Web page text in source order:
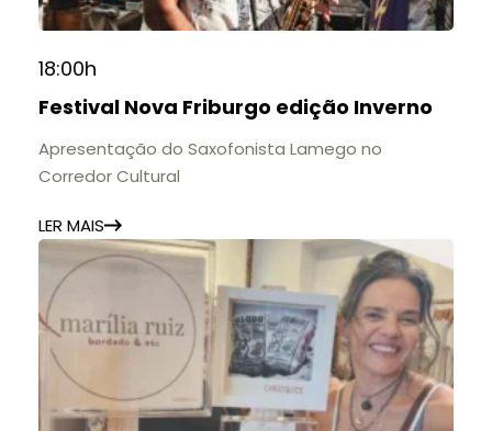
18:00h
Festival Nova Friburgo edição Inverno
Apresentação do Saxofonista Lamego no
Corredor Cultural
LER MAIS